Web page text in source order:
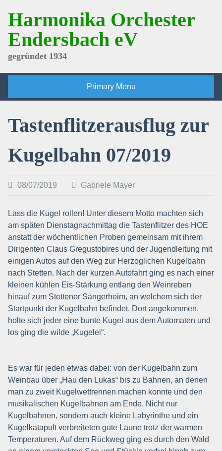
content
Harmonika Orchester
Endersbach eV
gegründet 1934
Primary Menu
Tastenflitzerausflug zur
Kugelbahn 07/2019
08/07/2019 Gabriele Mayer
Lass die Kugel rollen! Unter diesem Motto machten sich
am späten Dienstagnachmittag die Tastenflitzer des HOE
anstatt der wöchentlichen Proben gemeinsam mit ihrem
Dirigenten Claus Gregustobires und der Jugendleitung mit
einigen Autos auf den Weg zur Herzoglichen Kugelbahn
nach Stetten. Nach der kurzen Autofahrt ging es nach einer
kleinen kühlen Eis-Stärkung entlang den Weinreben
hinauf zum Stettener Sängerheim, an welchem sich der
Startpunkt der Kugelbahn befindet. Dort angekommen,
holte sich jeder eine bunte Kugel aus dem Automaten und
los ging die wilde „Kugelei“.
Es war für jeden etwas dabei: von der Kugelbahn zum
Weinbau über „Hau den Lukas“ bis zu Bahnen, an denen
man zu zweit Kugelwettrennen machen konnte und den
musikalischen Kugelbahnen am Ende. Nicht nur
Kugelbahnen, sondern auch kleine Labyrinthe und ein
Kugelkatapult verbreiteten gute Laune trotz der warmen
Temperaturen. Auf dem Rückweg ging es durch den Wald